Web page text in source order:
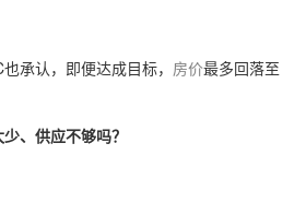
承认，即便达成目标， 房价最多回落至
、供应不够吗？